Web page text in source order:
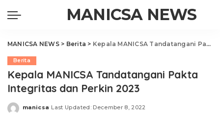
MANICSA NEWS
MANICSA NEWS> Berita > Kepala MANICSA Tandatangani Pakta Integritas dan Perkin 2023
Berita
Kepala MANICSA Tandatangani Pakta
Integritas dan Perkin 2023
Posted
manicsa Last Updated: December 8, 2022